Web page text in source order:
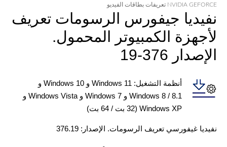
NVIDIA GEFORCE تعريفات بطاقات الفيديو
نفيديا جيفورس الرسومات تعريف
لأجهزة الكمبيوتر المحمول.
الإصدار 376-19
أنظمة التشغيل: Windows 11 و Windows 10 و
Windows 8 / 8.1 و Windows 7 و Windows Vista و
Windows XP (32 بت / 64 بت)
نفيديا غيفورسي تعريف الرسومات. الإصدار: 376.19